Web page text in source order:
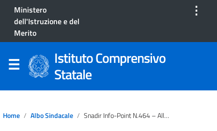
Ministero
dell'Istruzione e del
Merito
⋮
Istituto Comprensivo
Statale
Home Albo Sindacale Snadir Info-Point N.464 – All’albo Sindacale Ex Art.25 Legge 300/1970. Sardegna: Assegnazione Sede Degli IdR Aventi Diritto All’immissione In Ruolo A.s. 2025/2026